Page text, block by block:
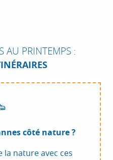
AU PRINTEMPS :
côté nature ?
nature avec ces